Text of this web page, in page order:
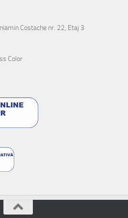
Costache nr. 22, Etaj 3
Color